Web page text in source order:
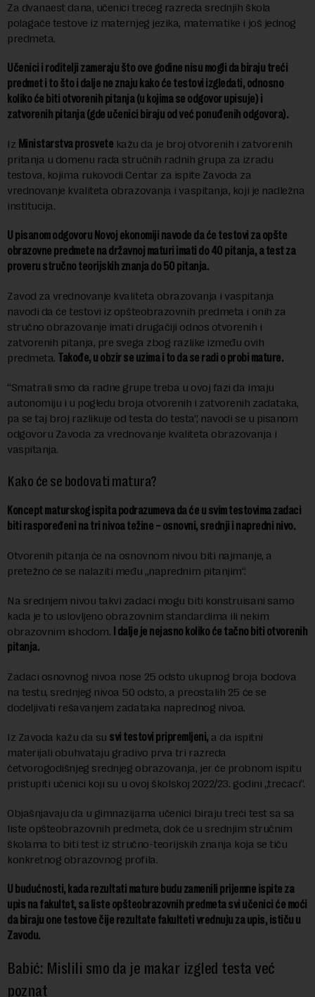
Za dvanaest dana, učenici trećeg razreda srednjih škola
polagaće testove iz maternjeg jezika, matematike i još jednog
predmeta.
Učenici i roditelji zameraju što ove godine nisu mogli da biraju treći
predmet i to što i dalje ne znaju kako će testovi izgledati, odnosno
koliko će biti otvorenih pitanja (u kojima se odgovor upisuje) i
zatvorenih pitanja (gde učenici biraju od već ponuđenih odgovora).
Iz Ministarstva prosvete kažu da je broj otvorenih i zatvorenih
pritanja u domenu rada stručnih radnih grupa za izradu
testova, kojima rukovodi Centar za ispite Zavoda za
vrednovanje kvaliteta obrazovanja i vaspitanja, koji je nadležna
institucija.
U pisanom odgovoru Novoj ekonomiji navode da će testovi za opšte
obrazovne predmete na državnoj maturi imati do 40 pitanja, a test za
proveru stručno teorijskih znanja do 50 pitanja.
Zavod za vrednovanje kvaliteta obrazovanja i vaspitanja
navodi da će testovi iz opšteobrazovnih predmeta i onih za
stručno obrazovanje imati drugačiji odnos otvorenih i
zatvorenih pitanja, pre svega zbog razlike između ovih
predmeta. Takođe, u obzir se uzima i to da se radi o probi mature.
“Smatrali smo da radne grupe treba u ovoj fazi da imaju
autonomiju i u pogledu broja otvorenih i zatvorenih zadataka,
pa se taj broj razlikuje od testa do testa”, navodi se u pisanom
odgovoru Zavoda za vrednovanje kvaliteta obrazovanja i
vaspitanja.
Kako će se bodovati matura?
Koncept maturskog ispita podrazumeva da će u svim testovima zadaci
biti raspoređeni na tri nivoa težine – osnovni, srednji i napredni nivo.
Otvorenih pitanja će na osnovnom nivou biti najmanje, a
pretežno će se nalaziti među „naprednim pitanjim“.
Na srednjem nivou takvi zadaci mogu biti konstruisani samo
kada je to uslovljeno obrazovnim standardima ili nekim
obrazovnim ishodom. I dalje je nejasno koliko će tačno biti otvorenih
pitanja.
Zadaci osnovnog nivoa nose 25 odsto ukupnog broja bodova
na testu, srednjeg nivoa 50 odsto, a preostalih 25 će se
dodeljivati rešavanjem zadataka naprednog nivoa.
Iz Zavoda kažu da su svi testovi pripremljeni, a da ispitni
materijali obuhvataju gradivo prva tri razreda
četvorogodišnjeg srednjeg obrazovanja, jer će probnom ispitu
pristupiti učenici koji su u ovoj školskoj 2022/23. godini „trećaci“.
Objašnjavaju da u gimnazijama učenici biraju treći test sa sa
liste opšteobrazovnih predmeta, dok će u srednjim stručnim
školama to biti test iz stručno-teorijskih znanja koja se tiču
konkretnog obrazovnog profila.
U budućnosti, kada rezultati mature budu zamenili prijemne ispite za
upis na fakultet, sa liste opšteobrazovnih predmeta svi učenici će moći
da biraju one testove čije rezultate fakulteti vrednuju za upis, ističu u
Zavodu.
Babić: Mislili smo da je makar izgled testa već
poznat